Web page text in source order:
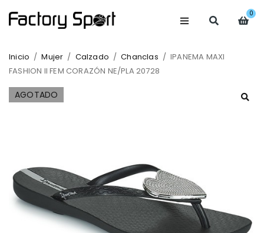
0
Inicio / Mujer / Calzado / Chanclas / IPANEMA MAXI
FASHION II FEM CORAZÓN NE/PLA 20728
AGOTADO